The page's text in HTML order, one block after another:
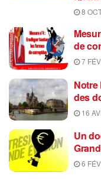
8
de
7
Notre
des
16
Un
6